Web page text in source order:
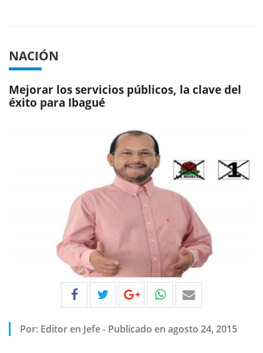
NACIÓN
Mejorar los servicios públicos, la clave del
éxito para Ibagué
Por: Editor en Jefe- Publicado en agosto 24, 2015